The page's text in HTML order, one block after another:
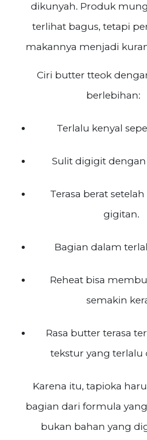
dikunyah. Produk
terlihat bagus, tetapi
makannya menjadi
Ciri butter tteok
berlebihan:
Terlalu kenyal
Sulit digigit
Terasa berat
gigitan.
Bagian dalam
Reheat bisa
semakin
Rasa butter terasa
tekstur yang terlalu
Karena itu, tapioka
bagian dari formula
bukan bahan yang